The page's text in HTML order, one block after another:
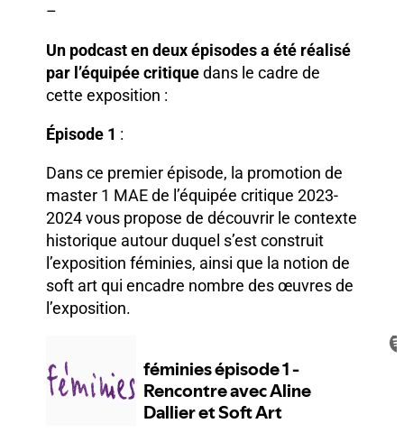
–
Un podcast en deux épisodes a été réalisé
par l’équipée critiquedans le cadre de
cette exposition :
Épisode 1 :
Dans ce premier épisode, la promotion de
master 1 MAE de l’équipée critique 2023-
2024 vous propose de découvrir le contexte
historique autour duquel s’est construit
l’exposition féminies, ainsi que la notion de
soft art qui encadre nombre des œuvres de
l’exposition.